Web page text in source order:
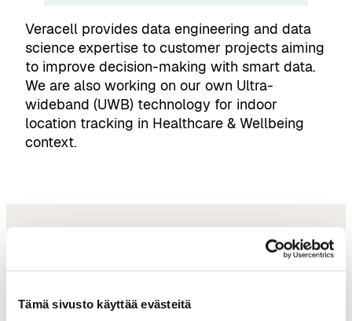
Tämä sivusto käyttää evästeitä
Veracell provides data engineering and data
science expertise to customer projects aiming
to improve decision-making with smart data.
We are also working on our own Ultra-
wideband (UWB) technology for indoor
location tracking in Healthcare & Wellbeing
context.